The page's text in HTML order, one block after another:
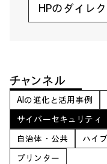
HPのダイレ
チャンネル
AIの進化と活用事例
サイバーセキュリティ
自治体・公共
ハイ
プリンター